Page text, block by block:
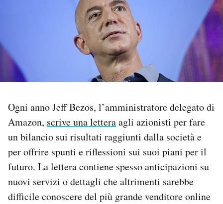
CALENDARIO
AREA PERSONALE
Ogni anno Jeff Bezos, l’amministratore delegato di
Amazon, scrive una letteraagli azionisti per fare
un bilancio sui risultati raggiunti dalla società e
per offrire spunti e riflessioni sui suoi piani per il
futuro. La lettera contiene spesso anticipazioni su
nuovi servizi o dettagli che altrimenti sarebbe
difficile conoscere del più grande venditore online